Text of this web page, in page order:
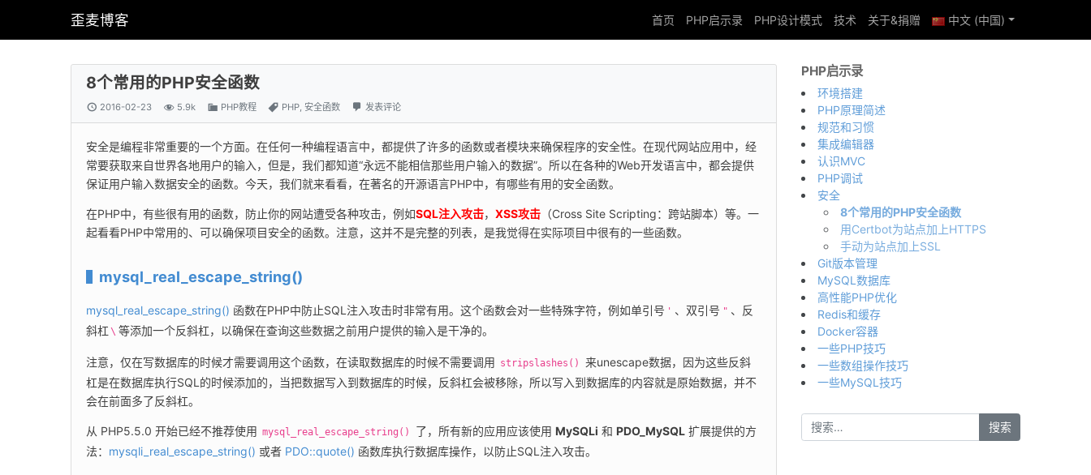
歪麦博客 首页 PHP启示录 PHP设计模式 技术 关于&捐赠 中文 (中国)
8个常用的PHP安全函数
2016-02-23 5.9k PHP教程 PHP, 安全函数 发表评论
安全是编程非常重要的一个方面。在任何一种编程语言中，都提供了许多的函数或者模块来确保程序的安全性。在现代网站应用中，经
常要获取来自世界各地用户的输入，但是，我们都知道“永远不能相信那些用户输入的数据”。所以在各种的Web开发语言中，都会提供
保证用户输入数据安全的函数。今天，我们就来看看，在著名的开源语言PHP中，有哪些有用的安全函数。
在PHP中，有些很有用的函数，防止你的网站遭受各种攻击，例如SQL注入攻击， XSS攻击（Cross Site Scripting：跨站脚本）等。一
起看看PHP中常用的、可以确保项目安全的函数。注意，这并不是完整的列表，是我觉得在实际项目中很有的一些函数。
mysql_real_escape_string()
mysql_real_escape_string() 函数在PHP中防止SQL注入攻击时非常有用。这个函数会对一些特殊字符，例如单引号 ' 、双引号 " 、反
斜杠 \ 等添加一个反斜杠，以确保在查询这些数据之前用户提供的输入是干净的。
注意，仅在写数据库的时候才需要调用这个函数，在读取数据库的时候不需要调用 stripslashes()
来unescape数据，因为这些反斜
杠是在数据库执行SQL的时候添加的，当把数据写入到数据库的时候，反斜杠会被移除，所以写入到数据库的内容就是原始数据，并不
会在前面多了反斜杠。
从 PHP5.5.0 开始已经不推荐使用 mysql_real_escape_string() 了，所有新的应用应该使用 MySQLi 和 PDO_MySQL 扩展提供的方
法： mysqli_real_escape_string() 或者 PDO::quote() 函数库执行数据库操作，以防止SQL注入攻击。
PHP启示录
环境搭建
PHP原理简述
规范和习惯
集成编辑器
认识MVC
PHP调试
安全
8个常用的PHP安全函数
用Certbot为站点加上HTTPS
手动为站点加上SSL
Git版本管理
MySQL数据库
高性能PHP优化
Redis和缓存
Docker容器
一些PHP技巧
一些数组操作技巧
一些MySQL技巧